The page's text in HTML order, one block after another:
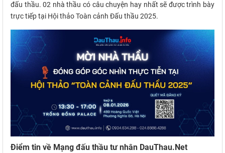
đấu thầu. 02 nhà thầu có câu chuyện hay nhất sẽ được trình bày
trực tiếp tại Hội thảo Toàn cảnh Đấu thầu 2025.
Điểm tin về Mạng đấu thầu tư nhân DauThau.Net